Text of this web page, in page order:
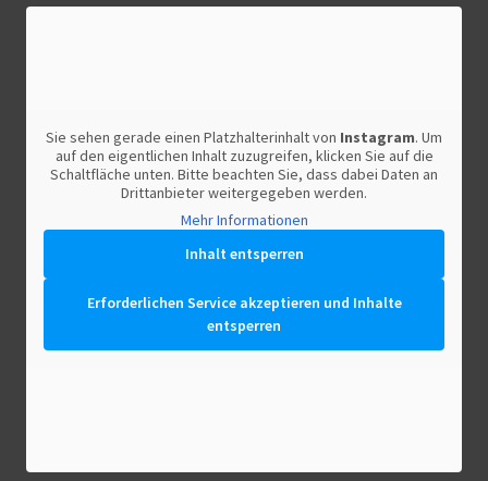
Sie sehen gerade einen Platzhalterinhalt von Instagram. Um
auf den eigentlichen Inhalt zuzugreifen, klicken Sie auf die
Schaltfläche unten. Bitte beachten Sie, dass dabei Daten an
Drittanbieter weitergegeben werden.
Mehr Informationen
Inhalt entsperren
Erforderlichen Service akzeptieren und Inhalte
entsperren